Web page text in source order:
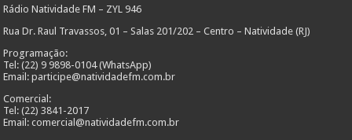
Rádio Natividade FM – ZYL 946
Rua Dr. Raul Travassos, 01 – Salas 201/202 – Centro – Natividade (RJ)
Programação:
Tel: (22) 9 9898-0104 (WhatsApp)
Email: participe@natividadefm.com.br
Comercial:
Tel: (22) 3841-2017
Email: comercial@natividadefm.com.br